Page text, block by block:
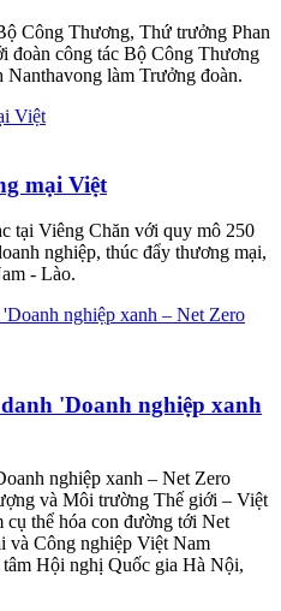
Công Thương, Thứ trưởng Phan
đoàn công tác Bộ Công Thương
làm Trưởng đoàn.
mại Việt
tại Viêng Chăn với quy mô 250
nghiệp, thúc đẩy thương mại,
- Lào.
'Doanh nghiệp xanh
nghiệp xanh – Net Zero
và Môi trường Thế giới – Việt
thể hóa con đường tới Net
và Công nghiệp Việt Nam
Hội nghị Quốc gia Hà Nội,